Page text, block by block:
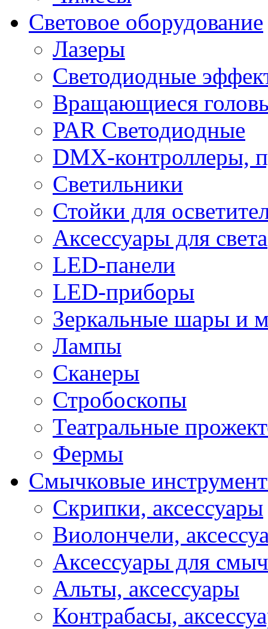
Световое оборудование
Лазеры
Светодиодные
Вращающиеся
PAR Светодиодные
DMX-контроллеры,
Светильники
Стойки для
Аксессуары для света
LED-панели
LED-приборы
Зеркальные шары и
Лампы
Сканеры
Стробоскопы
Театральные
Фермы
Смычковые
Скрипки, аксессуары
Виолончели,
Аксессуары для
Альты, аксессуары
Контрабасы,